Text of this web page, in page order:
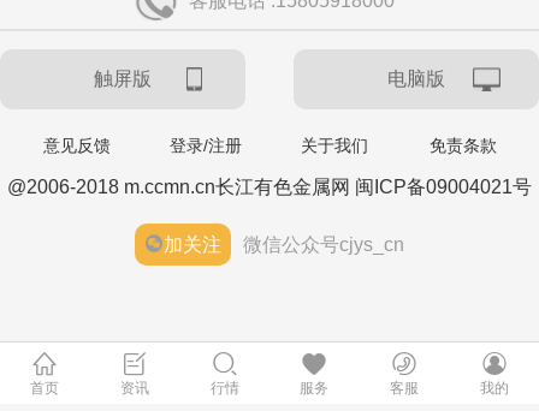
触屏版 电脑版
意见反馈 登录/注册 关于我们 免责条款
@2006-2018 m.ccmn.cn长江有色金属网 闽ICP备09004021号
加关注 微信公众号cjys_cn
首页 资讯 行情 服务 客服 我的